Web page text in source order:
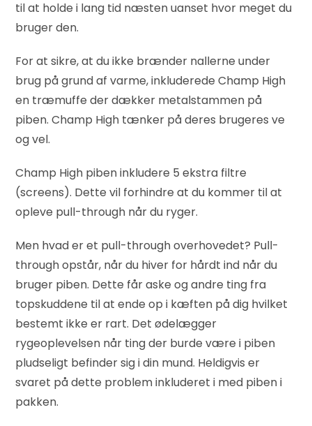
til at holde i lang tid næsten uanset hvor meget du
bruger den.
For at sikre, at du ikke brænder nallerne under
brug på grund af varme, inkluderede Champ High
en træmuffe der dækker metalstammen på
piben. Champ High tænker på deres brugeres ve
og vel.
Champ High piben inkludere 5 ekstra filtre
(screens). Dette vil forhindre at du kommer til at
opleve pull-through når du ryger.
Men hvad er et pull-through overhovedet? Pull-
through opstår, når du hiver for hårdt ind når du
bruger piben. Dette får aske og andre ting fra
topskuddene til at ende op i kæften på dig hvilket
bestemt ikke er rart. Det ødelægger
rygeoplevelsen når ting der burde være i piben
pludseligt befinder sig i din mund. Heldigvis er
svaret på dette problem inkluderet i med piben i
pakken.